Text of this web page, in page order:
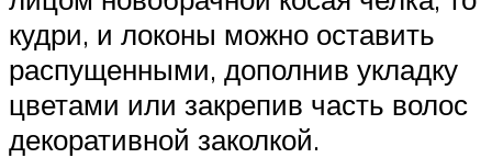
кудри, и локоны можно оставить
распущенными, дополнив укладку
цветами или закрепив часть волос
декоративной заколкой.